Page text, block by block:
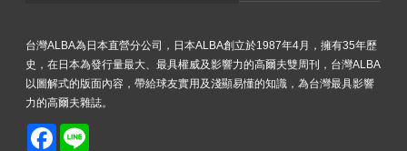
台灣ALBA為日本直營分公司，日本ALBA創立於1987年4月，擁有35年歷
史，在日本為發行量最大、最具權威及影響力的高爾夫雙周刊，台灣ALBA
以圖解式的版面內容，帶給球友實用及淺顯易懂的知識，為台灣最具影響
力的高爾夫雜誌。
Facebook